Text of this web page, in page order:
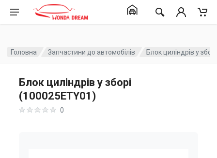
Головна Запчастини до автомобілів Блок циліндрів у
Блок циліндрів у зборі
(100025ETY01)
0